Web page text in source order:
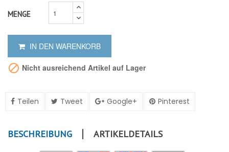
MENGE
IN DEN WARENKORB
 Nicht ausreichend Artikel auf Lager
Teilen Tweet Google+ Pinterest
BESCHREIBUNG ARTIKELDETAILS